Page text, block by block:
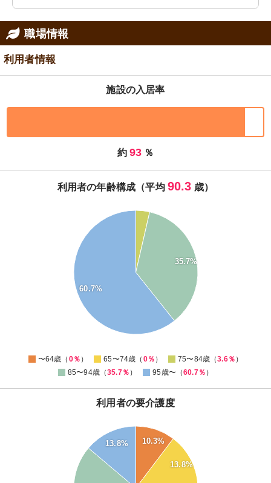
職場情報
利用者情報
施設の入居率
約 93 ％
利用者の年齢構成（平均 90.3 歳）
35.7%
60.7%
〜64歳（ 0％ ） 65〜74歳（ 0％ ） 75〜84歳（3.6％ ）
85〜94歳（35.7％ ） 95歳〜（60.7％ ）
利用者の要介護度
10.3%
13.8%
13.8%